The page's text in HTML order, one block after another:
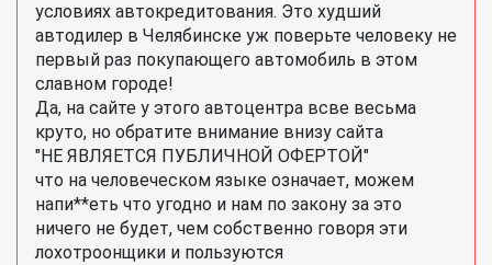
условиях автокредитования. Это худший
автодилер в Челябинске уж поверьте человеку не
первый раз покупающего автомобиль в этом
славном городе!
Да, на сайте у этого автоцентра всве весьма
круто, но обратите внимание внизу сайта
"НЕ ЯВЛЯЕТСЯ ПУБЛИЧНОЙ ОФЕРТОЙ"
что на человеческом языке означает, можем
напи**еть что угодно и нам по закону за это
ничего не будет, чем собственно говоря эти
лохотроонщики и пользуются